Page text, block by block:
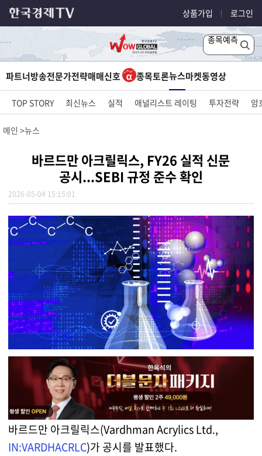
상품가입 로그인
종목예측
파트너방송전문가전략매매신호 종목토론뉴스마켓동영상
TOP STORY 최신뉴스 실적 애널리스트 레이팅 투자전략 암
메인 뉴스
바르드만 아크릴릭스, FY26 실적 신문
공시...SEBI 규정 준수 확인
2026-05-04 15:15:01
바르드만 아크릴릭스(Vardhman Acrylics Ltd.,
IN:VARDHACRLC)가 공시를 발표했다.